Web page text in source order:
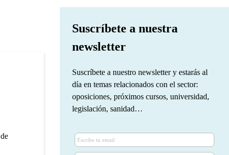
Suscríbete a nuestra
newsletter
Suscríbete a nuestro newsletter y estarás al
día en temas relacionados con el sector:
oposiciones, próximos cursos, universidad,
legislación, sanidad…